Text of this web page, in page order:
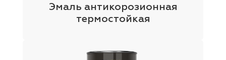
Эмаль антикорозионная
термостойкая